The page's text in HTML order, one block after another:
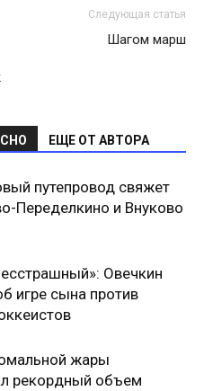
Следующая статья
Шагом марш
ЕЩЕ ОТ АВТОРА
путепровод свяжет
Переделкино и Внуково
Овечкин
игре сына против
жары
рекордный объем